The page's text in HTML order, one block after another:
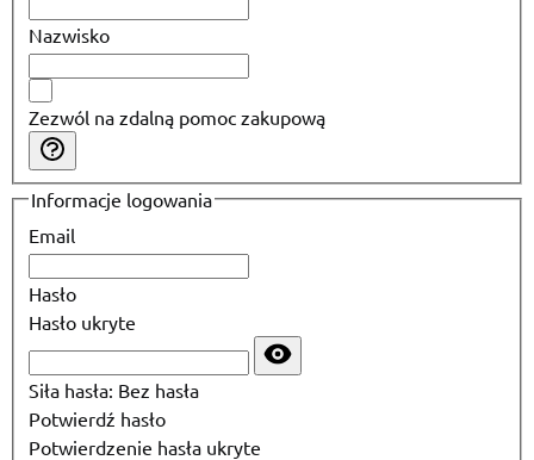
Nazwisko
Zezwól na zdalną pomoc zakupową
Informacje logowania
Email
Hasło
Hasło ukryte
Siła hasła: Bez hasła
Potwierdź hasło
Potwierdzenie hasła ukryte